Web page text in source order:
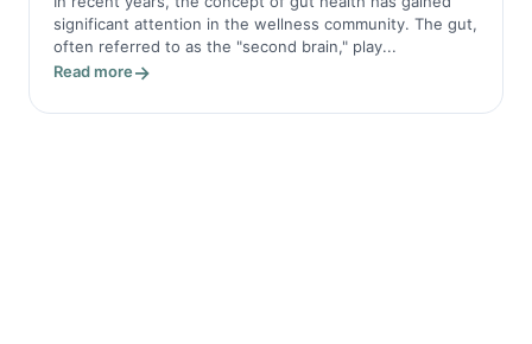
significant attention in the wellness community. The gut,
often referred to as the "second brain," play...
Read more